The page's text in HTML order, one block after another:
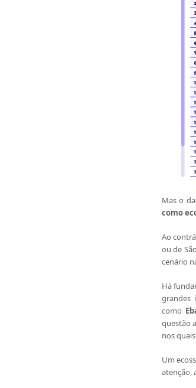
Mas o
como
Ao
ou de
cenário
Há
grandes
como
questão
nos
Um
atenção,